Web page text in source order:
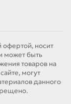
офертой, носит
может быть
товаров на
могут
данного